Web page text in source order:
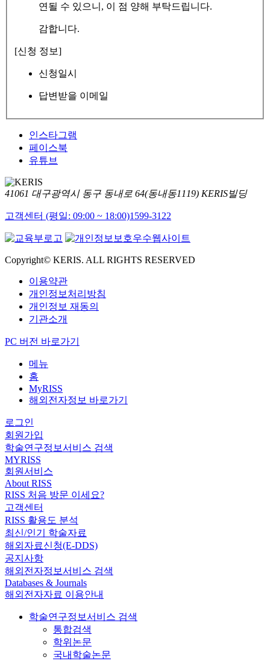
연될 수 있으니, 이 점 양해 부탁드립니다.
감합니다.
[신청 정보]
신청일시
답변받을 이메일
인스타그램
페이스북
유튜브
41061 대구광역시 동구 동내로 64(동내동1119) KERIS빌딩
고객센터 (평일: 09:00 ~ 18:00)1599-3122
Copyright© KERIS. ALL RIGHTS RESERVED
이용약관
개인정보처리방침
개인정보 재동의
기관소개
PC 버전 바로가기
메뉴
홈
MyRISS
해외전자정보 바로가기
로그인
회원가입
학술연구정보서비스 검색
MYRISS
회원서비스
About RISS
RISS 처음 방문 이세요?
고객센터
RISS 활용도 분석
최신/인기 학술자료
해외자료신청(E-DDS)
공지사항
해외전자정보서비스 검색
Databases & Journals
해외전자자료 이용안내
학술연구정보서비스 검색
통합검색
학위논문
국내학술논문